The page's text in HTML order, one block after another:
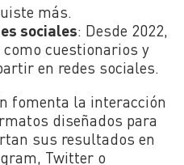
más.
sociales: Desde 2022,
cuestionarios y
en redes sociales.
fomenta la interacción
diseñados para
sus resultados en
Twitter o